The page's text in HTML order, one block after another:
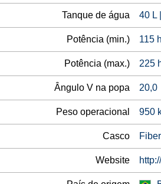
Tanque de água 40 L
Potência (min.) 115
Potência (max.) 225
Ângulo V na popa 20,0
Peso operacional 950
Casco
Website